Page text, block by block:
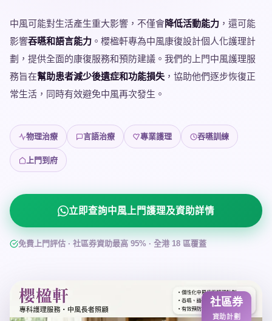
中風可能對生活產生重大影響，不僅會降低活動能力 ，還可能
影響吞嚥和語言能力 。櫻楹軒專為中風康復設計個人化護理計
劃，提供全面的康復服務和預防建議。我們的上門中風護理服
務旨在幫助患者減少後遺症和功能損失 ，協助他們逐步恢復正
常生活，同時有效避免中風再次發生。
物理治療 言語治療 專業護理 吞嚥訓練
上門到府
立即查詢中風上門護理及資助詳情
免費上門評估 · 社區券資助最高 95% · 全港 18 區覆蓋
社區券
資助計劃